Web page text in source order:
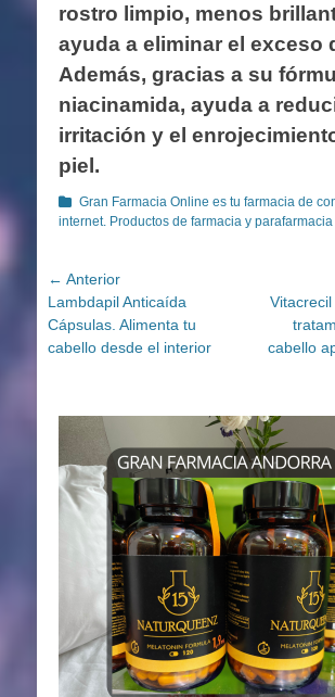
rostro limpio, menos
ayuda a eliminar el exceso
Además, gracias a su
niacinamida, ayuda a
irritación y el
piel.
Categorías
Gran Farmacia Online es tu farmacia de
internet. Productos de farmacia y parafarmacia
Navegación
de
entradas
← Anterior
Entrada
anterior:
Lambdapil Anticaída
Cápsulas. Alimenta tu
cabello desde el interior
Entrada
siguiente:
cabello